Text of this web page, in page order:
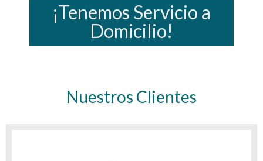
¡Tenemos Servicio a
Domicilio!
Nuestros Clientes